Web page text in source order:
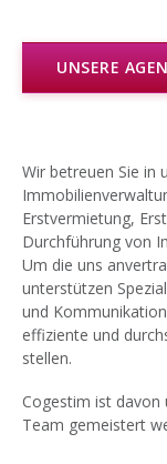
UNSERE
Wir betreuen Sie in
Erstvermietung,
Durchführung von
Um die uns
unterstützen
und
effiziente und
stellen.
Cogestim ist davon
Team gemeistert